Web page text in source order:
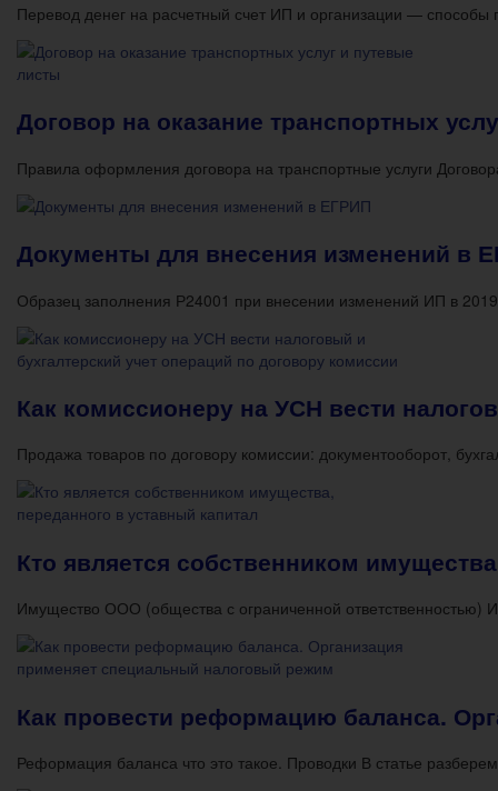
Перевод денег на расчетный счет ИП и организации —
Договор на оказание транспортных
Правила оформления договора на транспортные услуги
Документы для внесения изменений в
Образец заполнения Р24001 при внесении изменений ИП в
Как комиссионеру на УСН вести
Продажа товаров по договору комиссии: документооборот,
Кто является собственником
Имущество ООО (общества с ограниченной
Как провести реформацию баланса.
Реформация баланса что это такое. Проводки В статье